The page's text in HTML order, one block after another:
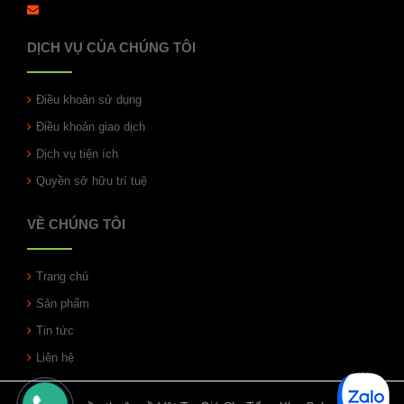
DỊCH VỤ CỦA CHÚNG TÔI
Điều khoản sử dụng
Điều khoản giao dịch
Dịch vụ tiện ích
Quyền sở hữu trí tuệ
VỀ CHÚNG TÔI
Trang chủ
Sản phẩm
Tin tức
Liên hệ